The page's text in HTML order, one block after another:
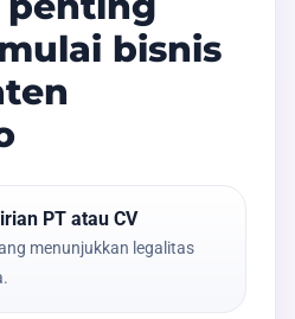
bisnis
PT atau CV
menunjukkan legalitas